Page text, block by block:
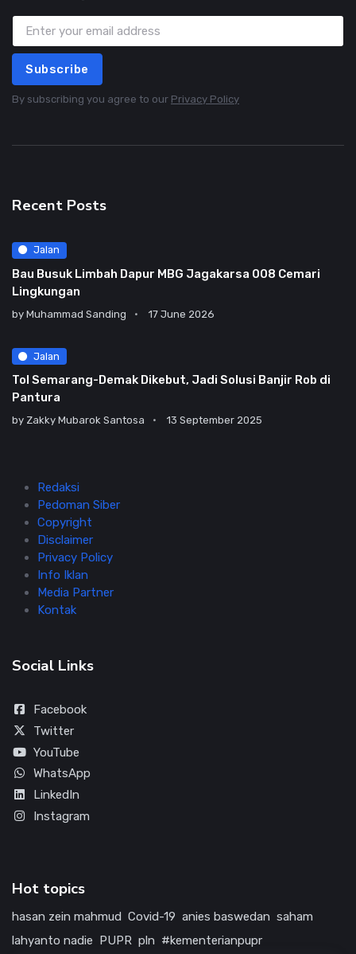
Subscribe
By subscribing you agree to our Privacy Policy
Recent Posts
Jalan
Bau Busuk Limbah Dapur MBG Jagakarsa 008 Cemari
Lingkungan
by Muhammad Sanding 17 June 2026
Jalan
Tol Semarang-Demak Dikebut, Jadi Solusi Banjir Rob di
Pantura
by Zakky Mubarok Santosa 13 September 2025
Redaksi
Pedoman Siber
Copyright
Disclaimer
Privacy Policy
Info Iklan
Media Partner
Kontak
Social Links
Facebook
Twitter
YouTube
WhatsApp
LinkedIn
Instagram
Hot topics
hasan zein mahmud Covid-19 anies baswedan saham
lahyanto nadie PUPR pln #kementerianpupr